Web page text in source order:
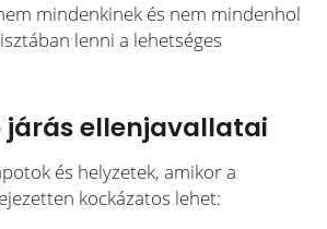
mindenkinek és nem mindenhol
lenni a lehetséges
ellenjavallatai
és helyzetek, amikor a
kockázatos lehet: